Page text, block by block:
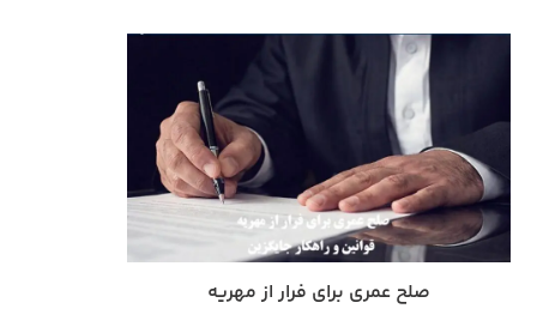
صلح عمری برای فرار از مهریه